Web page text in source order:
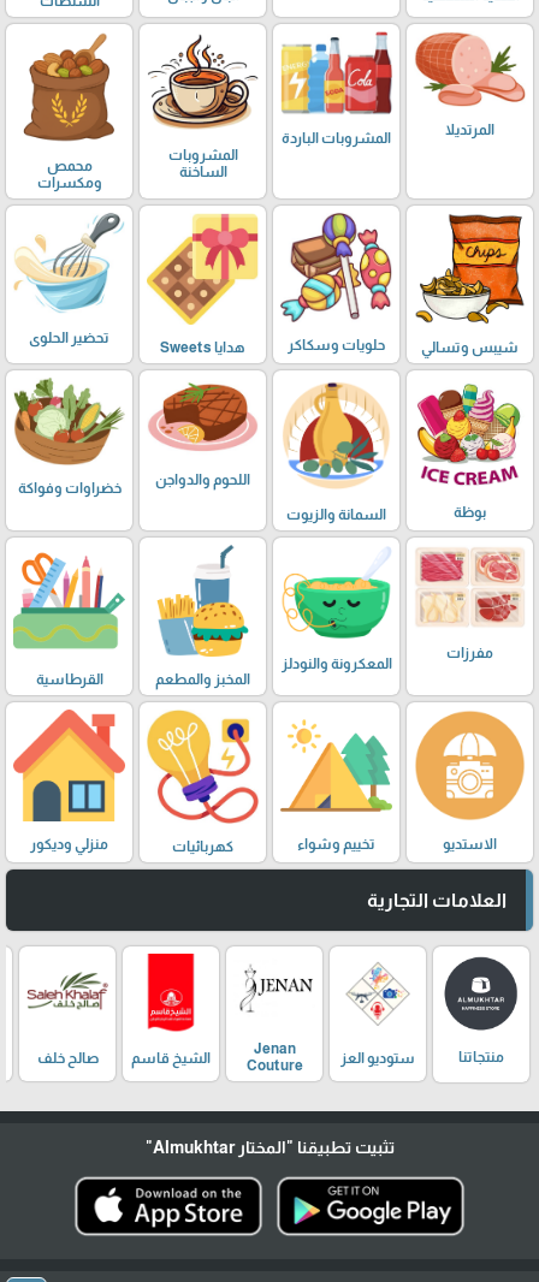
المرتديلا
المشروبات الباردة
المشروبات
الساخنة
محمص
ومكسرات
شيبس وتسالي حلويات وسكاكر هدايا Sweets
تحضير الحلوى
بوظة السمانة والزيوت
اللحوم والدواجن
خضراوات وفواكة
مفرزات
المعكرونة والنودلز
المخبز والمطعم
القرطاسية
الاستديو تخييم وشواء كهربائيات منزلي وديكور
العلامات التجارية
منتجاتنا ستوديو العز
Jenan
Couture
الشيخ قاسم صالح خلف
تثبيت تطبيقنا "المختار Almukhtar"